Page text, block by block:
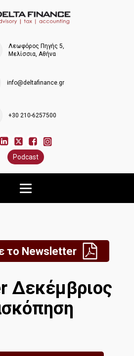
Λεωφόρος Πηγής 5,
Μελίσσια, Αθήνα
info@deltafinance.gr
+30 210-6257500
Podcast
το Newsletter
Δεκέμβριος